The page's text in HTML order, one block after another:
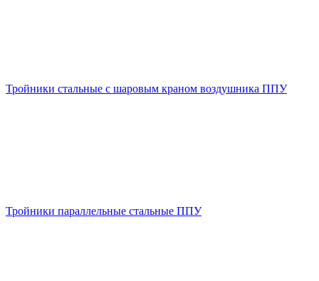
Тройники стальные с шаровым краном воздушника ППУ
Тройники параллельные стальные ППУ